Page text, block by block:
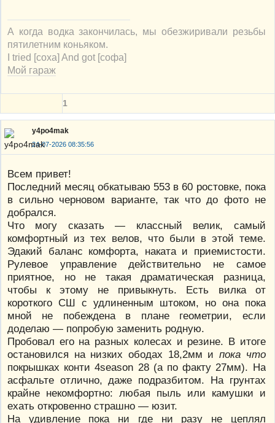
А когда водка закончилась, мы обезжиривали резьбы
пятилетним коньяком.
I tried [соха] And got [софа]
Мой гараж
1
y4po4mak
24-07-2026 08:35:56
Всем привет!
Последний месяц обкатываю 553 в 60 ростовке, пока
в сильно черновом варианте, так что до фото не
добрался.
Что могу сказать — классный велик, самый
комфортный из тех велов, что были в этой теме.
Эдакий баланс комфорта, наката и приемистости.
Рулевое управление действительно не самое
приятное, но не такая драматическая разница,
чтобы к этому не привыкнуть. Есть вилка от
короткого СШ с удлиненным штоком, но она пока
мной не побеждена в плане геометрии, если
доделаю — попробую заменить родную.
Пробовал его на разных колесах и резине. В итоге
остановился на низких ободах 18,2мм и пока что
покрышках конти 4season 28 (а по факту 27мм). На
асфальте отлично, даже подразбитом. На грунтах
крайне некомфортно: любая пыль или камушки и
ехать откровенно страшно — юзит.
На удивление пока ни где ни разу не цеплял